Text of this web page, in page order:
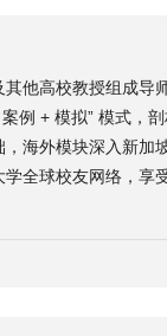
其他高校教授组成
案例 + 模拟” 模式，
，海外模块深入新加
学全球校友网络，